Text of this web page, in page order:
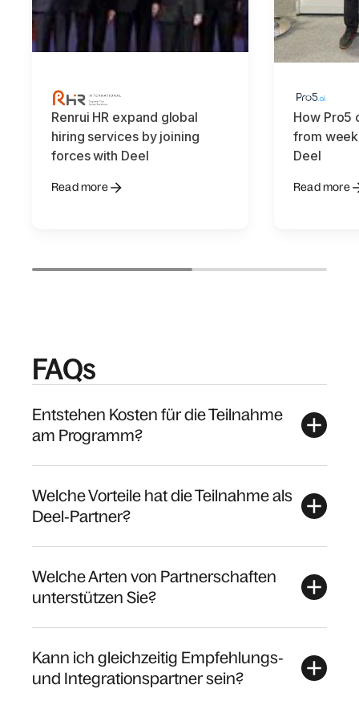
Renrui HR expand global
hiring services by joining
forces with Deel
Read more
How Pro5
from
Deel
Read more
FAQs
Entstehen Kosten für die Teilnahme
am Programm?
Welche Vorteile hat die Teilnahme als
Deel‑Partner?
Welche Arten von Partnerschaften
unterstützen Sie?
Kann ich gleichzeitig Empfehlungs‑
und Integrationspartner sein?